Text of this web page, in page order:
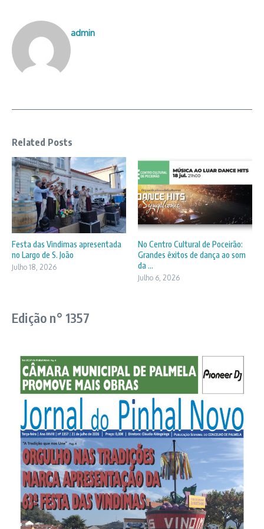
admin
Related Posts
Festa das Vindimas apresentada
no Largo de S. João
Julho 18, 2026
No Centro Cultural de Poceirão:
Grandes êxitos de dança ao som
da ...
Julho 6, 2026
Edição n° 1357